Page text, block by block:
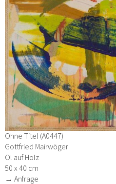
Ohne Titel (A0447)
Gottfried Mairwöger
Öl auf Holz
50 x 40 cm
→ Anfrage